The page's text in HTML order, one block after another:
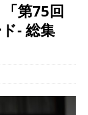
「第75回
‐ 総集